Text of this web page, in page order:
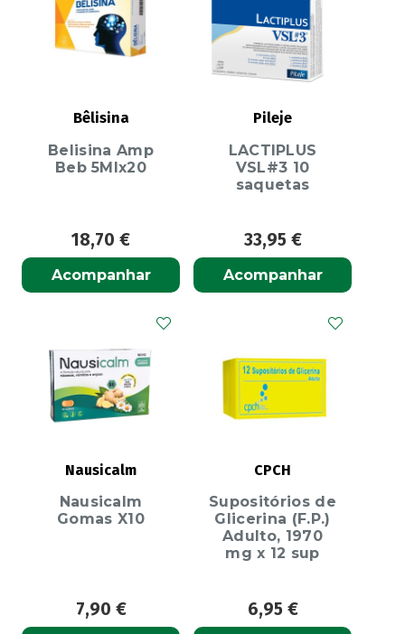
Bêlisina
Belisina Amp
Beb 5Mlx20
18,70 €
Acompanhar
Pileje
LACTIPLUS
VSL#3 10
saquetas
33,95 €
Acompanhar
Nausicalm
Nausicalm
Gomas X10
7,90 €
CPCH
Supositórios de
Glicerina (F.P.)
Adulto, 1970
mg x 12 sup
6,95 €